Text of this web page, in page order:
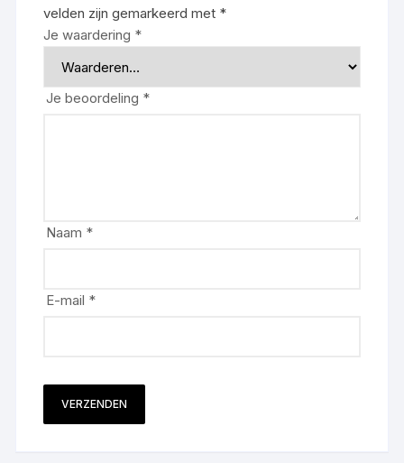
velden zijn gemarkeerd met *
Je waardering *
Je beoordeling *
Naam *
E-mail *